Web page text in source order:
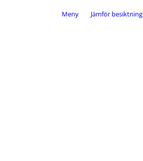
Meny Jämför besiktning